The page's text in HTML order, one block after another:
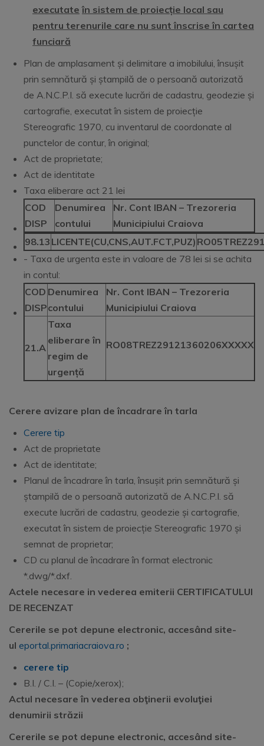
executate în sistem de proiecție local sau
pentru terenurile care nu sunt înscrise în cartea
funciară
Plan de amplasament și delimitare a imobilului, însușit
prin semnătură și ștampilă de o persoană autorizată
de A.N.C.P.I. să execute lucrări de cadastru, geodezie și
cartografie, executat în sistem de proiecție
Stereografic 1970, cu inventarul de coordonate al
punctelor de contur, în original;
Act de proprietate;
Act de identitate
Taxa eliberare act 21 lei
COD
DISP
Denumirea
contului
Nr. Cont IBAN – Trezoreria
Municipiului Craiova
98.13 LICENTE(CU,CNS,AUT.FCT,PUZ)
- Taxa de urgenta este in valoare de 78 lei si se achita
in contul:
COD
DISP
Denumirea
contului
Nr. Cont IBAN – Trezoreria
Municipiului Craiova
21.A
Taxa
eliberare în
regim de
urgență
RO08TREZ29121360206XXXXX
Cerere avizare plan de încadrare în tarla
Cerere tip
Act de proprietate
Act de identitate;
Planul de încadrare în tarla, însușit prin semnătură și
ștampilă de o persoană autorizată de A.N.C.P.I. să
execute lucrări de cadastru, geodezie și cartografie,
executat în sistem de proiecție Stereografic 1970 și
semnat de proprietar;
CD cu planul de încadrare în format electronic
*.dwg/*.dxf.
Actele necesare in vederea emiterii CERTIFICATULUI
DE RECENZAT
Cererile se pot depune electronic, accesând site-
ul eportal.primariacraiova.ro ;
cerere tip
B.I. / C.I. – (Copie/xerox);
Actul necesare în vederea obţinerii evoluţiei
denumirii străzii
Cererile se pot depune electronic, accesând site-